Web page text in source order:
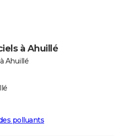
à Ahuillé
Ahuillé
polluants